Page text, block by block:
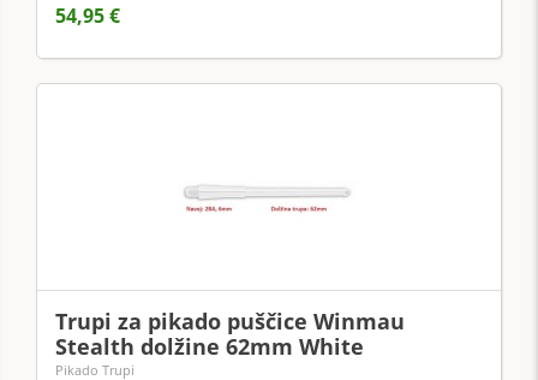
54,95 €
Trupi za pikado puščice Winmau
Stealth dolžine 62mm White
Pikado Trupi